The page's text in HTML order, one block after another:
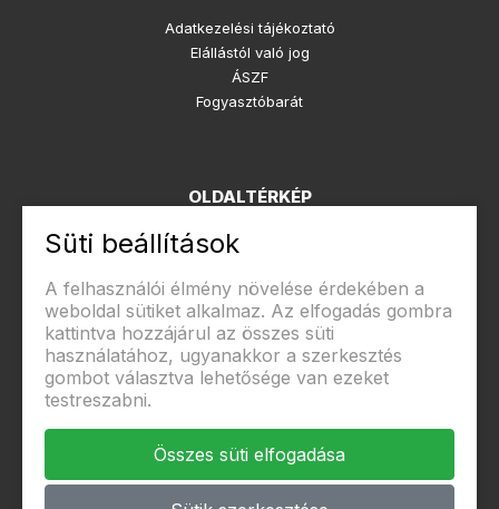
Adatkezelési tájékoztató
Elállástól való jog
ÁSZF
Fogyasztóbarát
OLDALTÉRKÉP
Rólunk
Biztonságos fizetés
Süti beállítások
A felhasználói élmény növelése érdekében a
weboldal sütiket alkalmaz. Az elfogadás gombra
kattintva hozzájárul az összes süti
használatához, ugyanakkor a szerkesztés
gombot választva lehetősége van ezeket
testreszabni.
Összes süti elfogadása